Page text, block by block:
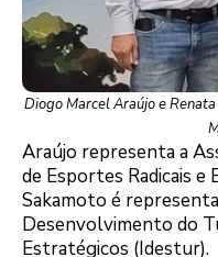
Diogo Marcel Araújo e
Araújo representa a
de Esportes Radicais e
Sakamoto é
Desenvolvimento do
Estratégicos (Idestur).